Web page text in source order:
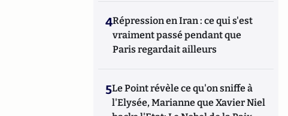
4Répression en Iran : ce qui s'est
vraiment passé pendant que
Paris regardait ailleurs
5Le Point révèle ce qu'on sniffe à
l'Elysée, Marianne que Xavier Niel